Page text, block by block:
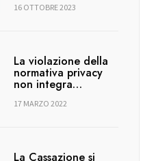
16 OTTOBRE 2023
La violazione della
normativa privacy
non integra…
17 MARZO 2022
La Cassazione si